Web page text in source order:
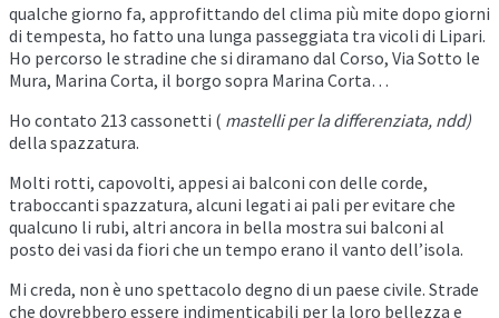
qualche giorno fa, approfittando del clima più mite dopo giorni
di tempesta, ho fatto una lunga passeggiata tra vicoli di Lipari.
Ho percorso le stradine che si diramano dal Corso, Via Sotto le
Mura, Marina Corta, il borgo sopra Marina Corta…
Ho contato 213 cassonetti ( mastelli per la differenziata, ndd)
della spazzatura.
Molti rotti, capovolti, appesi ai balconi con delle corde,
traboccanti spazzatura, alcuni legati ai pali per evitare che
qualcuno li rubi, altri ancora in bella mostra sui balconi al
posto dei vasi da fiori che un tempo erano il vanto dell’isola.
Mi creda, non è uno spettacolo degno di un paese civile. Strade
che dovrebbero essere indimenticabili per la loro bellezza e